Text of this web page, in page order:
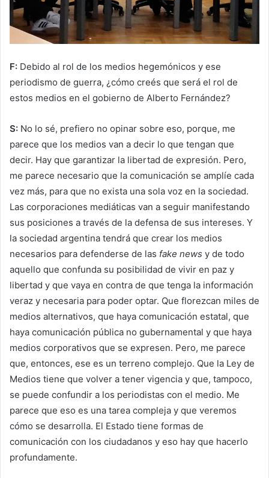
F: Debido al rol de los medios hegemónicos y ese
periodismo de guerra, ¿cómo creés que será el rol de
estos medios en el gobierno de Alberto Fernández?
S: No lo sé, prefiero no opinar sobre eso, porque, me
parece que los medios van a decir lo que tengan que
decir. Hay que garantizar la libertad de expresión. Pero,
me parece necesario que la comunicación se amplíe cada
vez más, para que no exista una sola voz en la sociedad.
Las corporaciones mediáticas van a seguir manifestando
sus posiciones a través de la defensa de sus intereses. Y
la sociedad argentina tendrá que crear los medios
necesarios para defenderse de las fake news y de todo
aquello que confunda su posibilidad de vivir en paz y
libertad y que vaya en contra de que tenga la información
veraz y necesaria para poder optar. Que florezcan miles de
medios alternativos, que haya comunicación estatal, que
haya comunicación pública no gubernamental y que haya
medios corporativos que se expresen. Pero, me parece
que, entonces, ese es un terreno complejo. Que la Ley de
Medios tiene que volver a tener vigencia y que, tampoco,
se puede confundir a los periodistas con el medio. Me
parece que eso es una tarea compleja y que veremos
cómo se desarrolla. El Estado tiene formas de
comunicación con los ciudadanos y eso hay que hacerlo
profundamente.